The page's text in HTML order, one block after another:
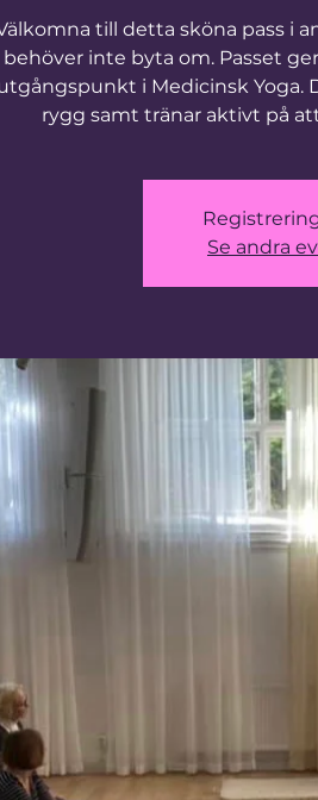
till detta sköna pass i
behöver inte byta om. Passet
i Medicinsk Yoga.
rygg samt tränar aktivt på
Se andra